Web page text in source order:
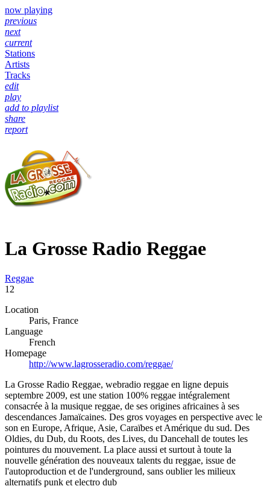
now playing
previous
next
current
Stations
Artists
Tracks
edit
play
add to playlist
share
report
La Grosse Radio Reggae
Reggae
12
Location
Paris, France
Language
French
Homepage
http://www.lagrosseradio.com/reggae/
La Grosse Radio Reggae, webradio reggae en ligne depuis
septembre 2009, est une station 100% reggae intégralement
consacrée à la musique reggae, de ses origines africaines à ses
descendances Jamaïcaines. Des gros voyages en perspective avec le
son en Europe, Afrique, Asie, Caraïbes et Amérique du sud. Des
Oldies, du Dub, du Roots, des Lives, du Dancehall de toutes les
pointures du mouvement. La place aussi et surtout à toute la
nouvelle génération des nouveaux talents du reggae, issue de
l'autoproduction et de l'underground, sans oublier les milieux
alternatifs punk et electro dub